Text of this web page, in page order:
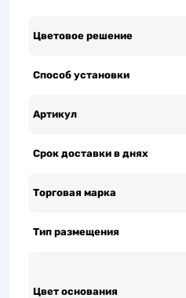
Цветовое решение
Способ установки
Артикул
Срок доставки в днях
Торговая марка
Тип размещения
Цвет основания